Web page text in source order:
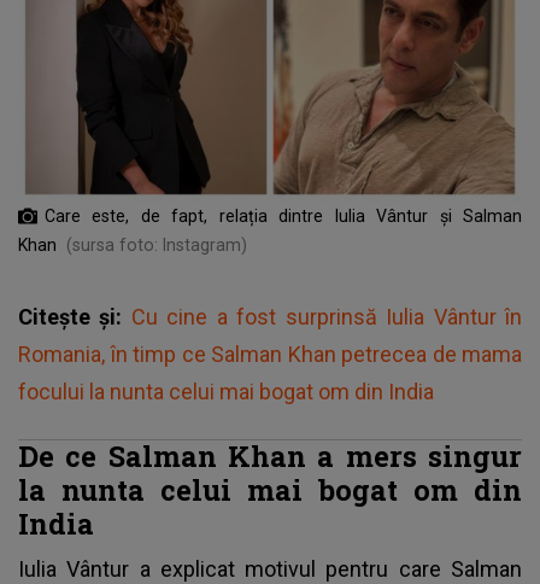
Care este, de fapt, relația dintre Iulia Vântur și Salman
Khan
(sursa foto: Instagram)
Citește și: Cu cine a fost surprinsă Iulia Vântur în
Romania, în timp ce Salman Khan petrecea de mama
focului la nunta celui mai bogat om din India
De ce Salman Khan a mers singur
la nunta celui mai bogat om din
India
Iulia Vântur a explicat motivul pentru care Salman